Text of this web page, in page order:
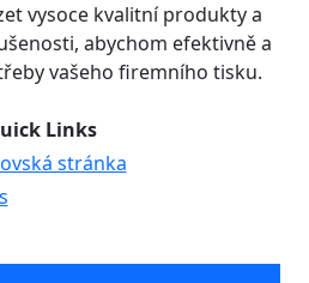
vysoce kvalitní produkty a
abychom efektivně a
vašeho firemního tisku.
Links
stránka